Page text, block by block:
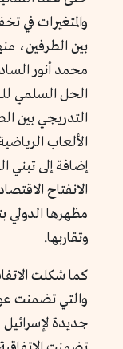
والمتغيرات في
بين الطرفين،
محمد أنور
الحل السلمي
التدريجي بين
الألعاب
إضافة إلى تبني
الانفتاح
مظهرها الدولي
وتقاربها.
كما شكلت
والتي تضمنت
جديدة